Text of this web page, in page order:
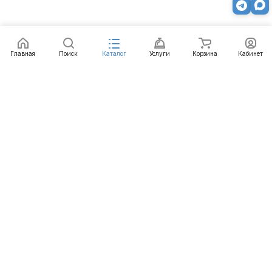
Главная Поиск Каталог Услуги Корзина Кабинет